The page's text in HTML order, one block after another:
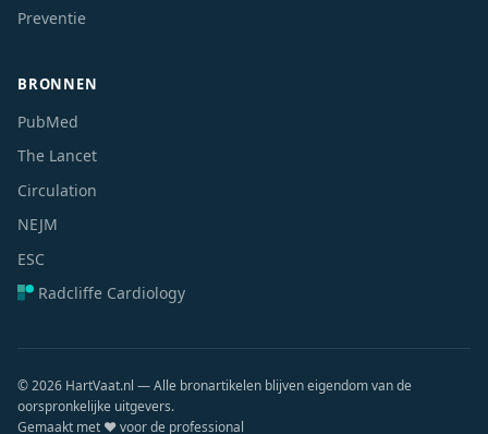
Preventie
BRONNEN
PubMed
The Lancet
Circulation
NEJM
ESC
Radcliffe Cardiology
© 2026 HartVaat.nl — Alle bronartikelen blijven eigendom van de
oorspronkelijke uitgevers.
Gemaakt met ❤️ voor de professional